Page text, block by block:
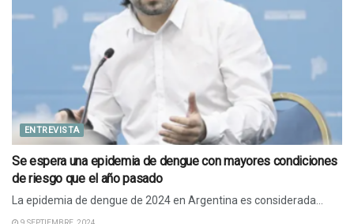
ENTREVISTA
Se espera una epidemia de dengue con mayores condiciones
de riesgo que el año pasado
La epidemia de dengue de 2024 en Argentina​​ es considerada...